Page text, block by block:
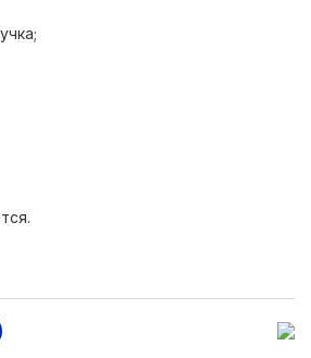
правильном использовании